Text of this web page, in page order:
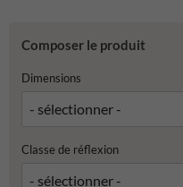
Composer le produit
Dimensions
Classe de réflexion